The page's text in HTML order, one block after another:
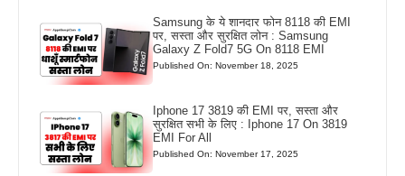
Samsung के ये शानदार फोन 8118 की EMI
पर, सस्ता और सुरक्षित लोन : Samsung
Galaxy Z Fold7 5G On 8118 EMI
Published On: November 18, 2025
Iphone 17 3819 की EMI पर, सस्ता और
सुरक्षित सभी के लिए : Iphone 17 On 3819
EMI For All
Published On: November 17, 2025